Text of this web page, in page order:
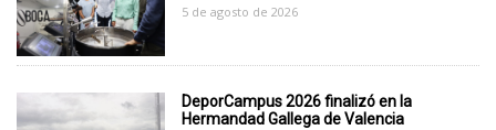
5 de agosto de 2026
DeporCampus 2026 finalizó en la
Hermandad Gallega de Valencia